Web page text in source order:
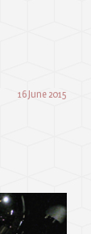
16 June 2015